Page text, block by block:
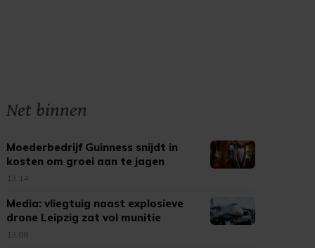
Net binnen
Moederbedrijf Guinness snijdt in
kosten om groei aan te jagen
13:14
Media: vliegtuig naast explosieve
drone Leipzig zat vol munitie
13:08